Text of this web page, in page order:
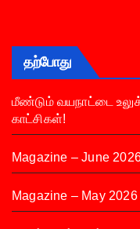
தற்போது
மீண்டும் வயநாட்டை
காட்சிகள்!
Magazine – June
Magazine – May 2026